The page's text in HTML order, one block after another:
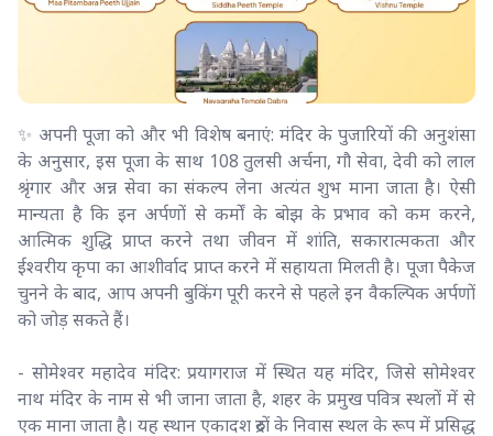
✨ अपनी पूजा को और भी विशेष बनाएं: मंदिर के पुजारियों की अनुशंसा
के अनुसार, इस पूजा के साथ 108 तुलसी अर्चना, गौ सेवा, देवी को लाल
श्रृंगार और अन्न सेवा का संकल्प लेना अत्यंत शुभ माना जाता है। ऐसी
मान्यता है कि इन अर्पणों से कर्मों के बोझ के प्रभाव को कम करने,
आत्मिक शुद्धि प्राप्त करने तथा जीवन में शांति, सकारात्मकता और
ईश्वरीय कृपा का आशीर्वाद प्राप्त करने में सहायता मिलती है। पूजा पैकेज
चुनने के बाद, आप अपनी बुकिंग पूरी करने से पहले इन वैकल्पिक अर्पणों
को जोड़ सकते हैं।
- सोमेश्वर महादेव मंदिर: प्रयागराज में स्थित यह मंदिर, जिसे सोमेश्वर
नाथ मंदिर के नाम से भी जाना जाता है, शहर के प्रमुख पवित्र स्थलों में से
एक माना जाता है। यह स्थान एकादश रुद्रों के निवास स्थल के रूप में प्रसिद्ध